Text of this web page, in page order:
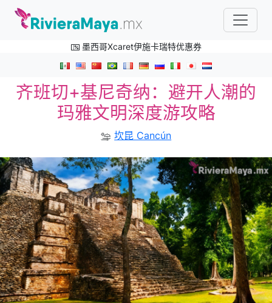
墨西哥Xcaret伊施卡瑞特优惠券
齐班切+基尼奇纳：避开人潮的
玛雅文明深度游攻略
坎昆 Cancún